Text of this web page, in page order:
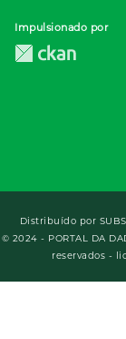
Impulsionado por
Distribuído por
© 2024 - PORTAL DA
reservados -